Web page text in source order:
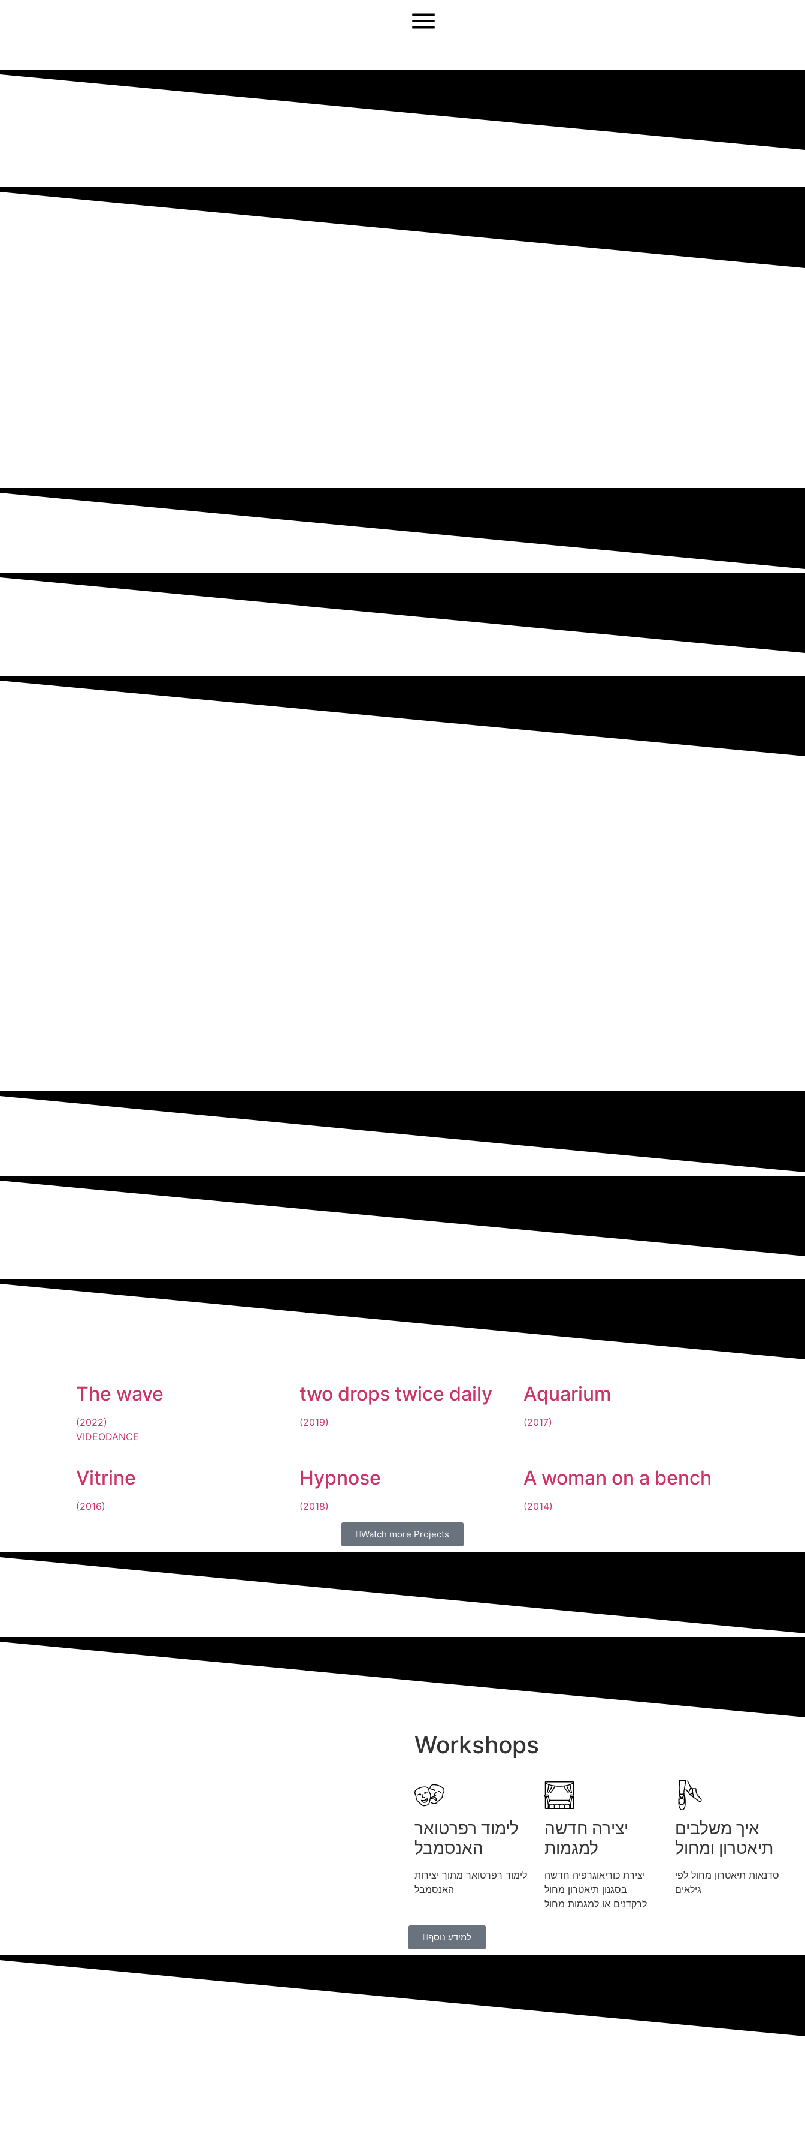
The wave
(2022)
VIDEODANCE
two drops twice daily
(2019)
Aquarium
(2017)
Vitrine
(2016)
Hypnose
(2018)
A woman on a bench
(2014)
Watch more Projects
Workshops
לימוד רפרטואר
האנסמבל
לימוד רפרטואר מתוך יצירות
האנסמבל
יצירה חדשה
למגמות
יצירת כוריאוגרפיה חדשה
בסגנון תיאטרון מחול
לרקדנים או למגמות מחול
איך משלבים
תיאטרון ומחול
סדנאות תיאטרון מחול לפי
גילאים
למידע נוסף